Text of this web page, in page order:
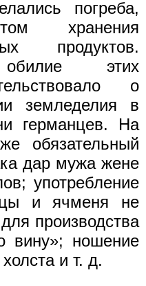
погреба,
хранения
продуктов.
обилие этих
о
земледелия в
германцев. На
обязательный
дар мужа жене
употребление
и ячменя не
производства
вину»; ношение
и т. д.